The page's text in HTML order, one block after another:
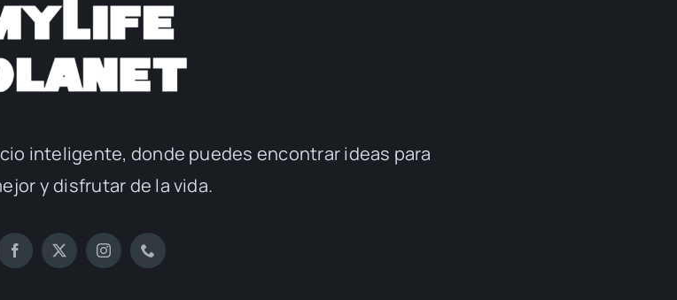
inteligente, donde puedes encontrar ideas para
y disfrutar de la vida.